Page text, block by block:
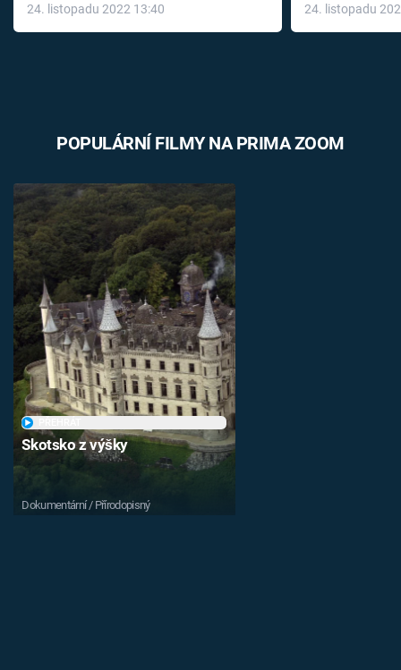
24. listopadu 2022 13:40
léky
24. listopadu
POPULÁRNÍ FILMY NA PRIMA ZOOM
Skotsko z výšky
Dokumentární / Přírodopisný